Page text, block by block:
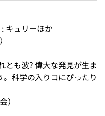
: キュリーほか
とも波? 偉大な発見が生ま
科学の入り口にぴったり
）